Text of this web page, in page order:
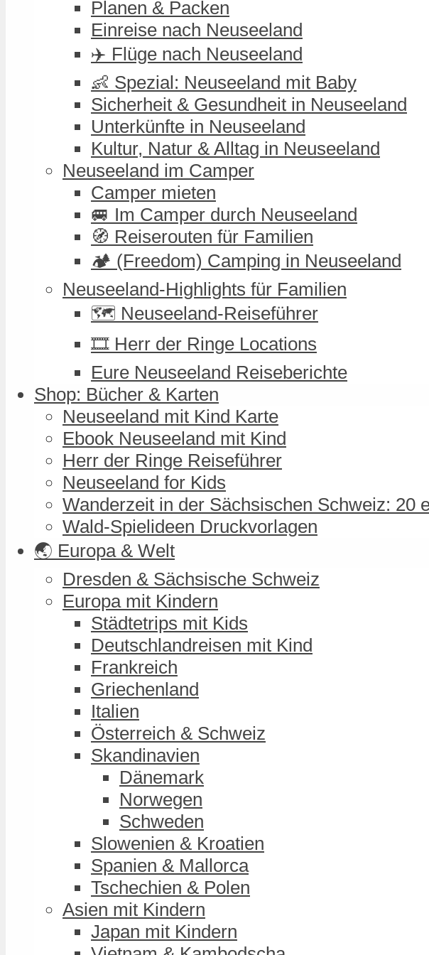
Planen & Packen
Einreise nach Neuseeland
✈️ Flüge nach Neuseeland
👶 Spezial: Neuseeland mit Baby
Sicherheit & Gesundheit in Neuseeland
Unterkünfte in Neuseeland
Kultur, Natur & Alltag in Neuseeland
Neuseeland im Camper
Camper mieten
🚐 Im Camper durch Neuseeland
🧭 Reiserouten für Familien
🏕️ (Freedom) Camping in Neuseeland
Neuseeland-Highlights für Familien
🗺️ Neuseeland-Reiseführer
🎞️ Herr der Ringe Locations
Eure Neuseeland Reiseberichte
Shop: Bücher & Karten
Neuseeland mit Kind Karte
Ebook Neuseeland mit Kind
Herr der Ringe Reiseführer
Neuseeland for Kids
Wanderzeit in der Sächsischen Schweiz: 20
Wald-Spielideen Druckvorlagen
🌏 Europa & Welt
Dresden & Sächsische Schweiz
Europa mit Kindern
Städtetrips mit Kids
Deutschlandreisen mit Kind
Frankreich
Griechenland
Italien
Österreich & Schweiz
Skandinavien
Dänemark
Norwegen
Schweden
Slowenien & Kroatien
Spanien & Mallorca
Tschechien & Polen
Asien mit Kindern
Japan mit Kindern